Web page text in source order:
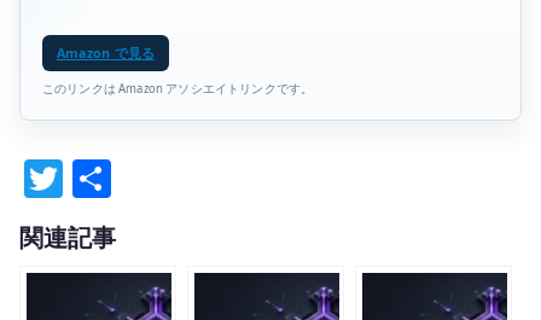
Amazon で見る
このリンクは Amazon アソシエイトリンクです。
T
w
it
te
有
関連記事